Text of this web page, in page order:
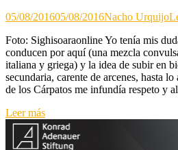
05/08/201605/08/2016Nacho Urquijo
Foto: Sighisoaraonline Yo tenía mis
conducen por aquí (una mezcla
italiana y griega) y la idea de subir en
secundaria, carente de arcenes, hasta
de los Cárpatos me infundía respeto y
Leer más